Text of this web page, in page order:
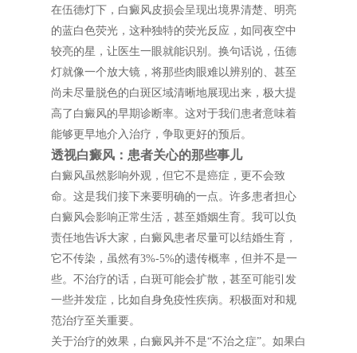
在伍德灯下，白癜风皮损会呈现出境界清楚、明亮
的蓝白色荧光，这种独特的荧光反应，如同夜空中
较亮的星，让医生一眼就能识别。换句话说，伍德
灯就像一个放大镜，将那些肉眼难以辨别的、甚至
尚未尽量脱色的白斑区域清晰地展现出来，极大提
高了白癜风的早期诊断率。这对于我们患者意味着
能够更早地介入治疗，争取更好的预后。
透视白癜风：患者关心的那些事儿
白癜风虽然影响外观，但它不是癌症，更不会致
命。这是我们接下来要明确的一点。许多患者担心
白癜风会影响正常生活，甚至婚姻生育。我可以负
责任地告诉大家，白癜风患者尽量可以结婚生育，
它不传染，虽然有3%-5%的遗传概率，但并不是一
些。不治疗的话，白斑可能会扩散，甚至可能引发
一些并发症，比如自身免疫性疾病。积极面对和规
范治疗至关重要。
关于治疗的效果，白癜风并不是“不治之症”。如果白